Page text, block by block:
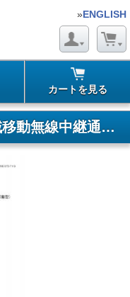
»ENGLISH
カートを見る
STD-T119:200 MHz帯広帯域移動無線中継通信用無線設備(可搬型)